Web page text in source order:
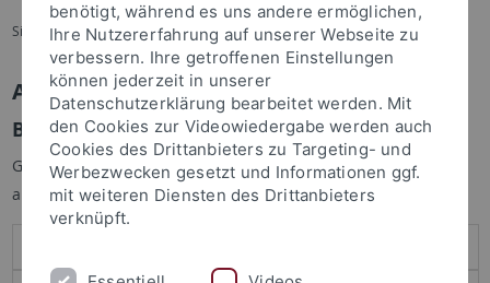
Sie sind hier: Startseite
Anmelden
Benutzeranmeldung
Geben Sie Ihren Benutzernamen und Ihr Passwort an um sich
anzumelden:
benötigt, während es uns andere ermöglichen,
Ihre Nutzererfahrung auf unserer Webseite zu
verbessern. Ihre getroffenen Einstellungen
können jederzeit in unserer
Datenschutzerklärung bearbeitet werden. Mit
den Cookies zur Videowiedergabe werden auch
Cookies des Drittanbieters zu Targeting- und
Werbezwecken gesetzt und Informationen ggf.
mit weiteren Diensten des Drittanbieters
verknüpft.